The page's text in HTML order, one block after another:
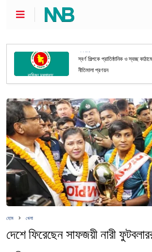
স্বর্ণ শিল্পকে প্রাতিষ্ঠানিক ও স্বচ্ছ
নীতিমালা প্রণয়ন
হোম খেলা
দেশে ফিরেছেন সাফজয়ী নারী